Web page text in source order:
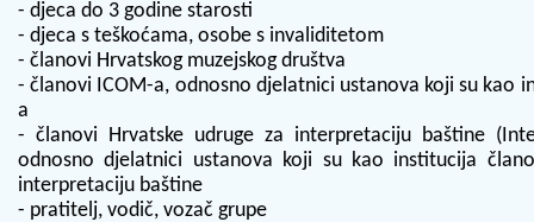
- djeca do 3 godine starosti
- djeca s teškoćama, osobe s invaliditetom
- članovi Hrvatskog muzejskog društva
- članovi ICOM-a, odnosno djelatnici ustanova koji su kao
a
- članovi Hrvatske udruge za interpretaciju baštine
odnosno djelatnici ustanova koji su kao institucija
interpretaciju baštine
- pratitelj, vodič, vozač grupe